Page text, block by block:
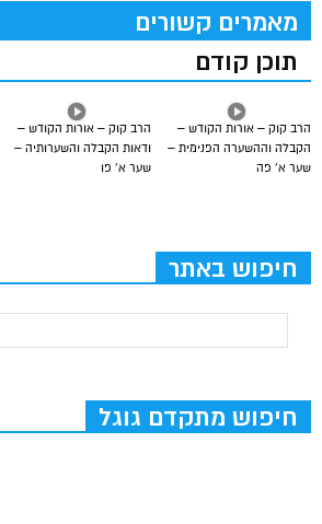
מאמרים קשורים
תוכן קודם
הרב קוק – אורות הקודש –
ודאות הקבלה והשערותיה –
שער א’ פו
הרב קוק – אורות הקודש –
הקבלה וההשערה הפנימית –
שער א’ פה
חיפוש באתר
חיפוש מתקדם גוגל